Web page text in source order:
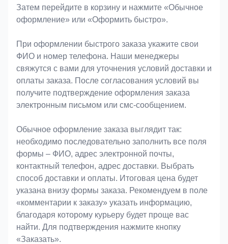
Затем перейдите в корзину и нажмите «Обычное
оформление» или «Оформить быстро».
При оформлении быстрого заказа укажите свои
ФИО и номер телефона. Наши менеджеры
свяжутся с вами для уточнения условий доставки и
оплаты заказа. После согласования условий вы
получите подтверждение оформления заказа
электронным письмом или смс-сообщением.
Обычное оформление заказа выглядит так:
необходимо последовательно заполнить все поля
формы – ФИО, адрес электронной почты,
контактный телефон, адрес доставки. Выбрать
способ доставки и оплаты. Итоговая цена будет
указана внизу формы заказа. Рекомендуем в поле
«комментарии к заказу» указать информацию,
благодаря которому курьеру будет проще вас
найти. Для подтверждения нажмите кнопку
«Заказать».